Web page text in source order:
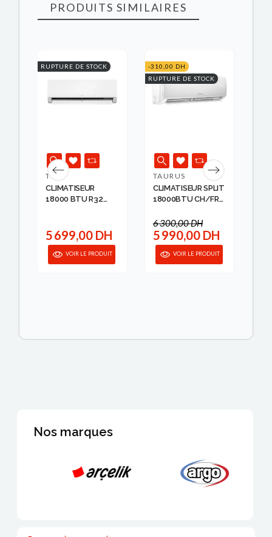
PRODUITS SIMILAIRES
RUPTURE DE STOCK
TCL
CLIMATISEUR
18000 BTU R32
5 699,00 DH
VOIR LE PRODUIT
-310,00 DH
RUPTURE DE STOCK
TAURUS
CLIMATISEUR SPLIT
18000BTU CH/FR
6 300,00 DH
5 990,00 DH
VOIR LE PRODUIT
Nos marques